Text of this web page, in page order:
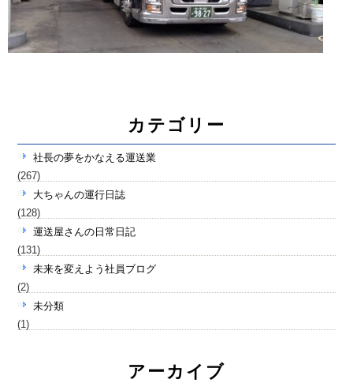
カテゴリー
社長の夢をかなえる運送業
(267)
大ちゃんの運行日誌
(128)
運送屋さんの日常日記
(131)
未来を変えよう社員ブログ
(2)
未分類
(1)
アーカイブ